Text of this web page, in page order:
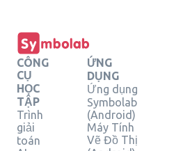
CÔNG
CỤ
HỌC
TẬP
Trình
giải
toán
ỨNG
DỤNG
Ứng dụng
Symbolab
(Android)
Máy Tính
Vẽ Đồ Thị